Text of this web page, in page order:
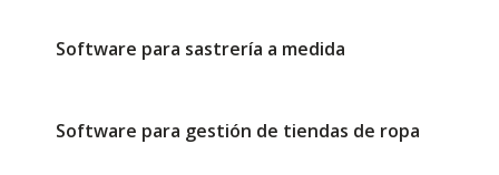
Software para sastrería a medida
Software para gestión de tiendas de ropa